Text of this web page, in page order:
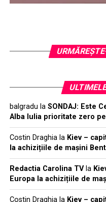
balgradu la SONDAJ: Este
Alba Iulia prioritate zero
Costin Draghiala Kiev –
la achizițiile de mașini
Redactia Carolina TVla
Europa la achizițiile de
Costin Draghiala Kiev –